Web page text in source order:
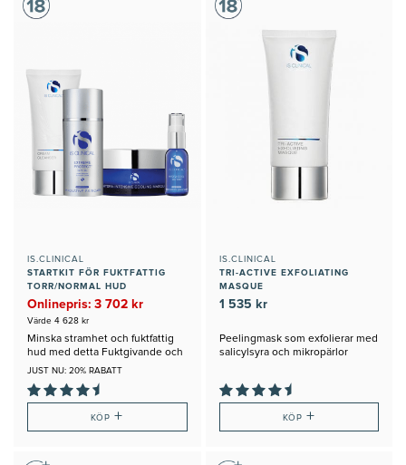
IS.CLINICAL
STARTKIT FÖR FUKTFATTIG
TORR/NORMAL HUD
Onlinepris: 3 702 kr
Värde 4 628 kr
Minska stramhet och fuktfattig
hud med detta Fuktgivande och
närande kit från iS Clinical
JUST NU: 20% RABATT
KÖP+
IS.CLINICAL
TRI-ACTIVE EXFOLIATING
MASQUE
1 535 kr
Peelingmask som exfolierar med
salicylsyra och mikropärlor
KÖP +